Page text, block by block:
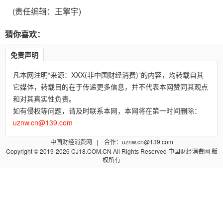
(责任编辑：王擎宇)
猜你喜欢：
免责声明
凡本网注明“来源：XXX(非中国财经消费)”的内容，均转载自其
它媒体，转载目的在于传递更多信息，并不代表本网赞同其观点
和对其真实性负责。
如有侵权等问题，请及时联系本网，本网将在第一时间删除：
uznw.cn@139.com
中国财经消费网
| 合作：uznw.cn@139.com
Copyright © 2019-2026 CJ18.COM.CN All Rights Reserved 中国财经消费网 版
权所有